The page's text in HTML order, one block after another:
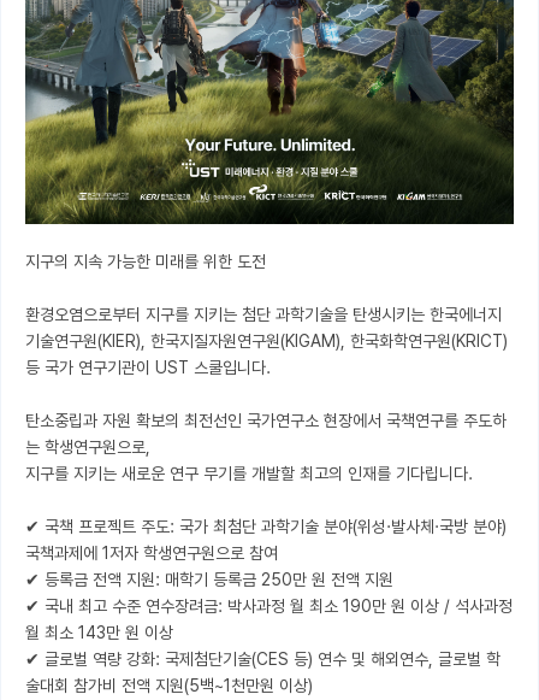
지구의 지속 가능한 미래를 위한 도전
환경오염으로부터 지구를 지키는 첨단 과학기술을 탄생시키는 한국에너지
기술연구원(KIER), 한국지질자원연구원(KIGAM), 한국화학연구원(KRICT)
등 국가 연구기관이 UST 스쿨입니다.
탄소중립과 자원 확보의 최전선인 국가연구소 현장에서 국책연구를 주도하
는 학생연구원으로,
지구를 지키는 새로운 연구 무기를 개발할 최고의 인재를 기다립니다.
✔ 국책 프로젝트 주도: 국가 최첨단 과학기술 분야(위성·발사체·국방 분야)
국책과제에 1저자 학생연구원으로 참여
✔ 등록금 전액 지원: 매학기 등록금 250만 원 전액 지원
✔ 국내 최고 수준 연수장려금: 박사과정 월 최소 190만 원 이상 / 석사과정
월 최소 143만 원 이상
✔ 글로벌 역량 강화: 국제첨단기술(CES 등) 연수 및 해외연수, 글로벌 학
술대회 참가비 전액 지원(5백~1천만원 이상)